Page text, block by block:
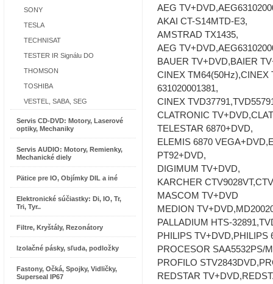
SONY
TESLA
TECHNISAT
TESTER IR Signálu DO
THOMSON
TOSHIBA
VESTEL, SABA, SEG
Servis CD-DVD: Motory, Laserové
optiky, Mechaniky
Servis AUDIO: Motory, Remienky,
Mechanické diely
Pätice pre IO, Objímky DIL a iné
Elektronické súčiastky: Di, IO, Tr,
Tri, Tyr..
Filtre, Kryštály, Rezonátory
Izolačné pásky, sľuda, podložky
Fastony, Očká, Spojky, Vidličky,
Superseal IP67
AEG
AKAI CT-S14MTD-E3,
AMSTRAD TX1435,
AEG
BAUER TV+DVD,BAIER
CINEX TM64(50Hz),CINEX
631020001381,
CINEX
CLATRONIC
TELESTAR 6870+DVD,
ELEMIS 6870
PT92+DVD,
DIGIMUM TV+DVD,
KARCHER
MASCOM TV+DVD
MEDION
PALLADIUM HTS-
PHILIPS TV+DVD,PHILIPS
PROCESOR SAA5532PS/
PROFILO
REDSTAR